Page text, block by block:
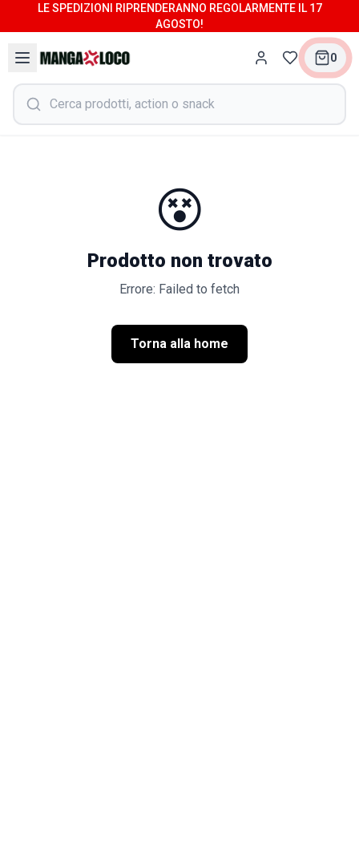
LE SPEDIZIONI RIPRENDERANNO REGOLARMENTE IL 17
AGOSTO!
0
😵
Prodotto non trovato
Errore: Failed to fetch
Torna alla home